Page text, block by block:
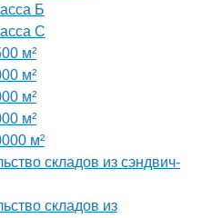
Б
С
м²
м²
м²
м²
м²
складов из сэндвич-
складов из